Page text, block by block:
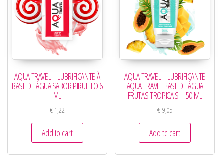
AQUA TRAVEL – LUBRIFICANTE À
BASE DE ÁGUA SABOR PIRULITO 6
ML
€1,22
Add to cart
AQUA TRAVEL – LUBRIFICANTE
AQUA TRAVEL BASE DE ÁGUA
FRUTAS TROPICAIS – 50 ML
€9,05
Add to cart